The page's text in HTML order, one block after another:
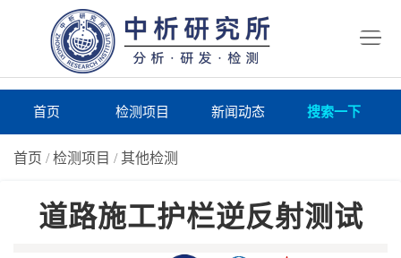
首页 检测项目 新闻动态 搜索一下
首页 /检测项目 /其他检测
道路施工护栏逆反射测试